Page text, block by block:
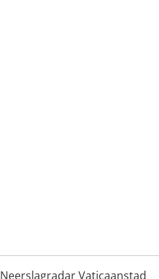
Neerslagradar Vaticaanstad